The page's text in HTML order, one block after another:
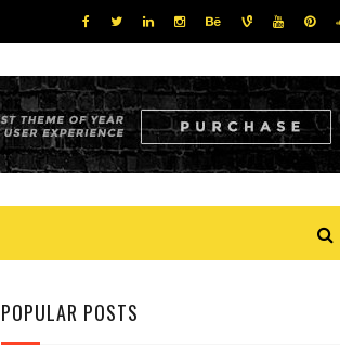
POPULAR POSTS